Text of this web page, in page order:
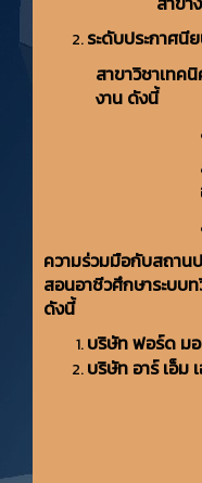
ระดับประกาศ
สาขาวิชาเทค
งาน ดังนี้
ความร่วมมือกับสถาน
สอนอาชีวศึกษาระบบ
ดังนี้
บริษัท ฟอร์ด มอ
บริษัท อาร์ เอ็ม